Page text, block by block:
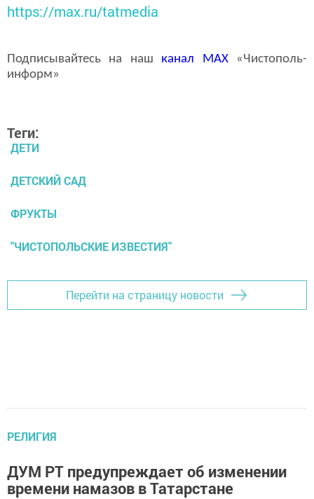
https://max.ru/tatmedia
Подписывайтесь на наш канал MAX«Чистополь-
информ»
Теги:
ДЕТИ
ДЕТСКИЙ САД
ФРУКТЫ
"ЧИСТОПОЛЬСКИЕ ИЗВЕСТИЯ"
Перейти на страницу новости
РЕЛИГИЯ
ДУМ РТ предупреждает об изменении
времени намазов в Татарстане